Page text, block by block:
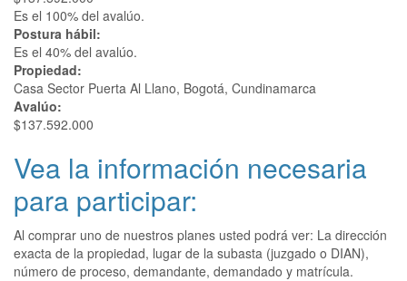
Es el 100% del avalúo.
Postura hábil:
Es el 40% del avalúo.
Propiedad:
Casa Sector Puerta Al Llano, Bogotá, Cundinamarca
Avalúo:
$137.592.000
Vea la información necesaria
para participar:
Al comprar uno de nuestros planes usted podrá ver: La dirección
exacta de la propiedad, lugar de la subasta (juzgado o DIAN),
número de proceso, demandante, demandado y matrícula.